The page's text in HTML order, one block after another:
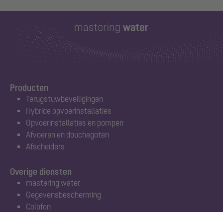
Producten
Terugstuwbeveiligingen
Hybride opvoerinstallaties
Opvoerinstallaties en pompen
Afvoeren en douchegoten
Afscheiders
Overige diensten
mastering water
Gegevensbescherming
Colofon